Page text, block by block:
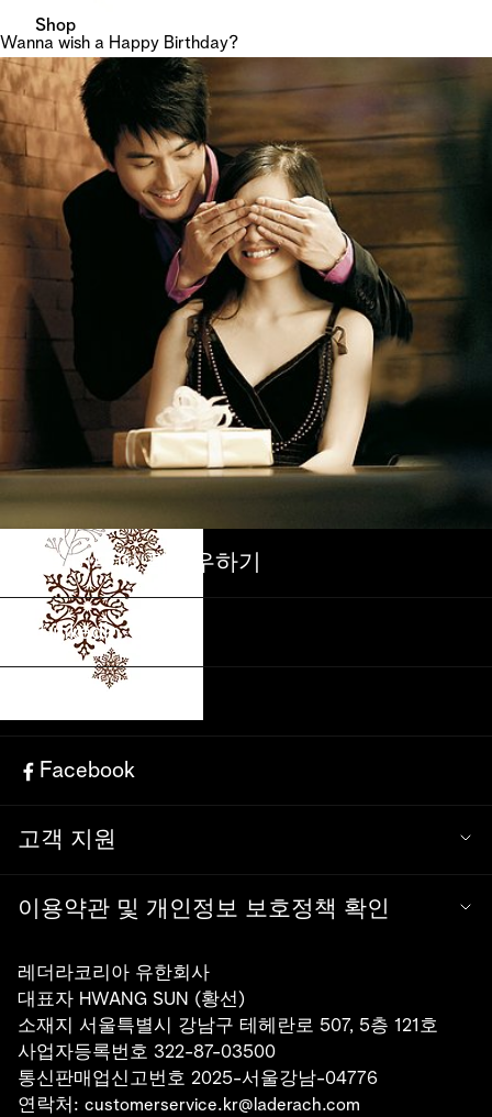
Wanna wish a Happy Birthday?
see all
Desserts
Need a special dessert for your dinner?
Christmas
see all
Shop
소셜 미디어 팔로우하기
LinkedIn
Facebook
고객 지원
이용약관 및 개인정보 보호정책 확인
레더라코리아 유한회사
대표자 HWANG SUN (황선)
소재지 서울특별시 강남구 테헤란로 507, 5층 121호
사업자등록번호 322-87-03500
통신판매업신고번호 2025-서울강남-04776
연락처: customerservice.kr@laderach.com